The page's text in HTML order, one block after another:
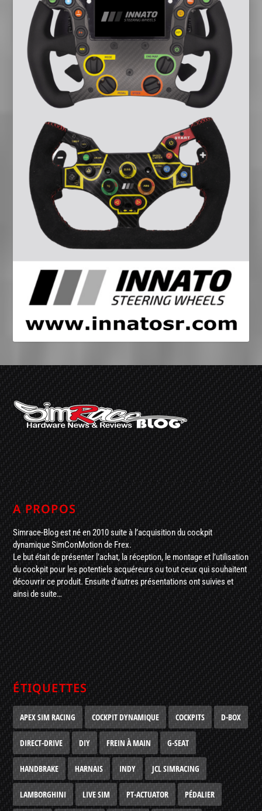
A PROPOS
Simrace-Blog est né en 2010 suite à l’acquisition du cockpit
dynamique SimConMotion de Frex.
Le but était de présenter l’achat, la réception, le montage et l’utilisation
du cockpit pour les potentiels acquéreurs ou tout ceux qui souhaitent
découvrir ce produit. Ensuite d’autres présentations ont suivies et
ainsi de suite…
ÉTIQUETTES
APEX SIM RACING COCKPIT DYNAMIQUE COCKPITS D-BOX
DIRECT-DRIVE DIY FREIN À MAIN G-SEAT
HANDBRAKE HARNAIS INDY JCL SIMRACING
LAMBORGHINI LIVE SIM PT-ACTUATOR PÉDALIER